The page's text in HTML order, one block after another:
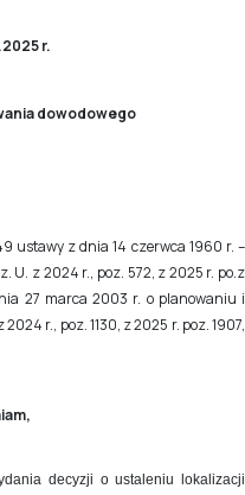
r.
dowodowego
ustawy z dnia 14 czerwca 1960 r. –
U. z 2024 r., poz. 572, z 2025 r. po.z
27 marca 2003 r. o planowaniu i
r., poz. 1130, z 2025 r. poz. 1907,
decyzji o ustaleniu lokalizacji